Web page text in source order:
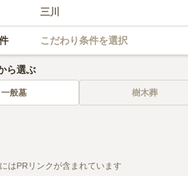
三川
こだわり条件を選択
ら選ぶ
一般墓 樹木葬
はPRリンクが含まれています